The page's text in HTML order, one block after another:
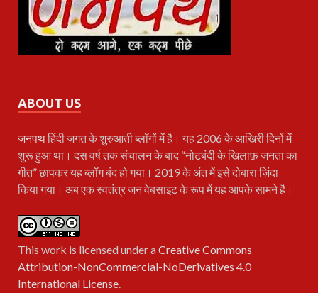
ABOUT US
जनपथहिंदी जगत के शुरुआती ब्लॉगों में है। यह 2006 के आखिरी दिनों में
शुरू हुआ था। दस वर्ष तक संचालन के बाद “नोटबंदी के खिलाफ़ जनता का
गीत” छापकर यह ब्लॉग बंद हो गया। 2019 के अंत में इसे दोबारा ज़िंदा
किया गया। अब एक स्वतंत्र जन वेबसाइट के रूप में यह आपके सामने है।
This work is licensed under aCreative Commons
Attribution-NonCommercial-NoDerivatives 4.0
International License.